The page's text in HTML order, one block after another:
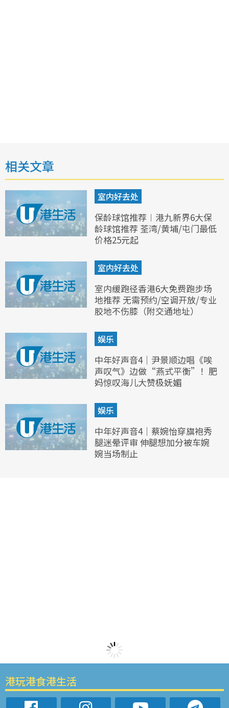
相关文章
室内好去处
保龄球馆推荐︱港九新界6大保
龄球馆推荐 荃湾/黄埔/屯门最低
价格25元起
室内好去处
室内缓跑径香港6大免费跑步场
地推荐 无需预约/空调开放/专业
胶地不伤膝（附交通地址）
娱乐
中年好声音4｜尹景顺边唱《唉
声叹气》边做“燕式平衡”！肥
妈惊叹海儿大赞极妩媚
娱乐
中年好声音4｜蔡婉怡穿旗袍秀
腿迷晕评审 伸腿想加分被车婉
婉当场制止
港玩港食港生活